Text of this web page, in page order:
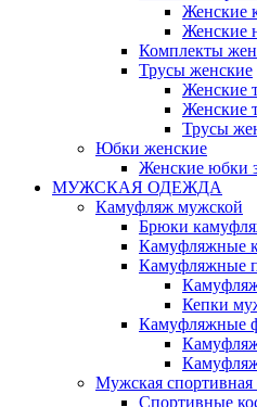
Женские
Женские
Комплекты
Трусы женские
Женские
Женские
Трусы
Юбки женские
Женские юбки
МУЖСКАЯ ОДЕЖДА
Камуфляж мужской
Брюки
Камуфляжные
Камуфляжные
Кепки
Камуфляжные
Мужская спортивная
Спортивные